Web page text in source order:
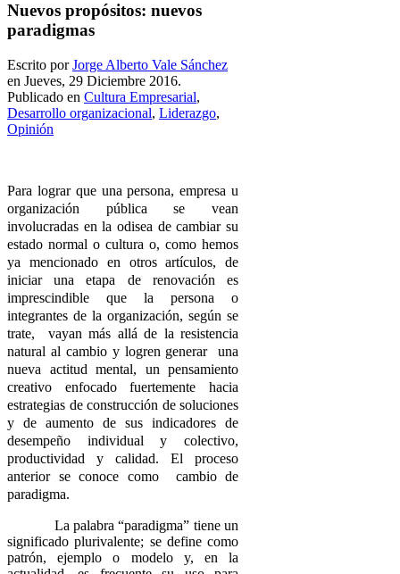
Nuevos propósitos: nuevos
paradigmas
Escrito porJorge Alberto Vale Sánchez
en Jueves, 29 Diciembre 2016.
Publicado en Cultura Empresarial,
Desarrollo organizacional, Liderazgo,
Opinión
Para lograr que una persona, empresa u
organización pública se vean
involucradas en la odisea de cambiar su
estado normal o cultura o, como hemos
ya mencionado en otros artículos, de
iniciar una etapa de renovación es
imprescindible que la persona o
integrantes de la organización, según se
trate, vayan más allá de la resistencia
natural al cambio y logren generar una
nueva actitud mental, un pensamiento
creativo enfocado fuertemente hacia
estrategias de construcción de soluciones
y de aumento de sus indicadores de
desempeño individual y colectivo,
productividad y calidad. El proceso
anterior se conoce como cambio de
paradigma.
La palabra “paradigma” tiene un
significado plurivalente; se define como
patrón, ejemplo o modelo y, en la